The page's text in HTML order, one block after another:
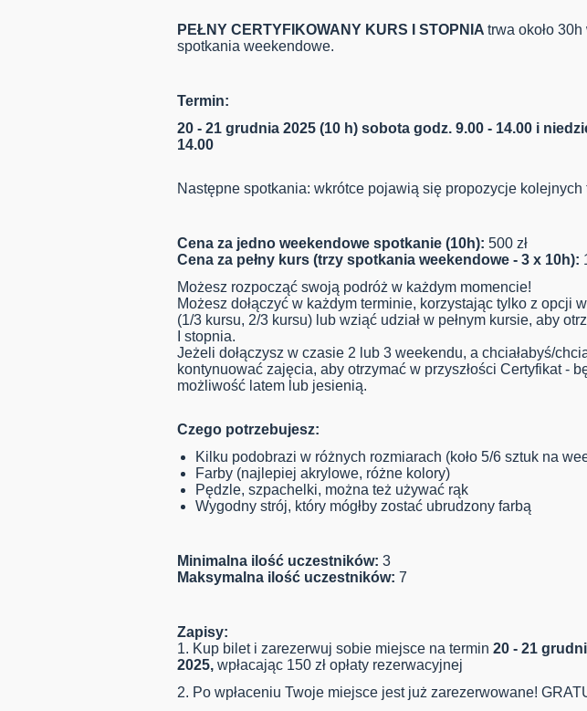
PEŁNY CERTYFIKOWANY KURS I STOPNIA trwa około
spotkania weekendowe.
Termin:
20 - 21 grudnia 2025 (10 h) sobota godz. 9.00 - 14.00 i
14.00
Następne spotkania: wkrótce pojawią się propozycje kolejnych
Cena za jedno weekendowe spotkanie (10h): 500 zł
Cena za pełny kurs (trzy spotkania weekendowe - 3 x 10h):
Możesz rozpocząć swoją podróż w każdym momencie!
Możesz dołączyć w każdym terminie, korzystając tylko z opcji
(1/3 kursu, 2/3 kursu) lub wziąć udział w pełnym kursie, aby
I stopnia.
Jeżeli dołączysz w czasie 2 lub 3 weekendu, a chciałabyś/
kontynuować zajęcia, aby otrzymać w przyszłości Certyfikat -
możliwość latem lub jesienią.
Czego potrzebujesz:
Kilku podobrazi w różnych rozmiarach (koło 5/6 sztuk na
Farby (najlepiej akrylowe, różne kolory)
Pędzle, szpachelki, można też używać rąk
Wygodny strój, który mógłby zostać ubrudzony farbą
Minimalna ilość uczestników: 3
Maksymalna ilość uczestników: 7
Zapisy:
1. Kup bilet i zarezerwuj sobie miejsce na termin 20 - 21
2025, wpłacając 150 zł opłaty rezerwacyjnej
2. Po wpłaceniu Twoje miejsce jest już zarezerwowane!